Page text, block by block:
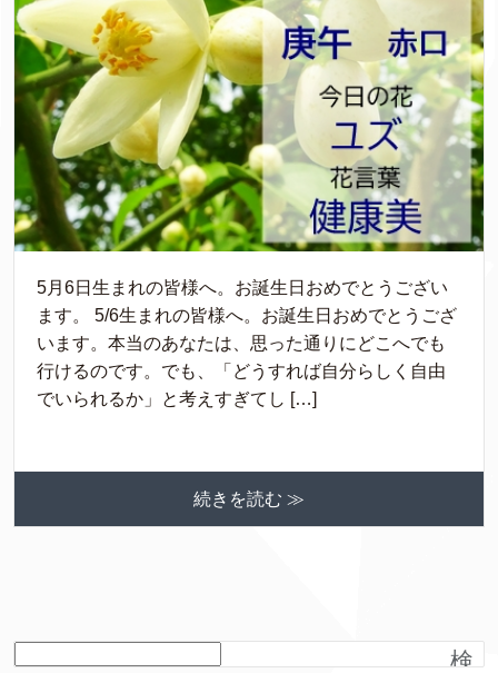
5月6日生まれの皆様へ。お誕生日おめでとうござい
ます。 5/6生まれの皆様へ。お誕生日おめでとうござ
います。本当のあなたは、思った通りにどこへでも
行けるのです。でも、「どうすれば自分らしく自由
でいられるか」と考えすぎてし […]
続きを読む ≫
検